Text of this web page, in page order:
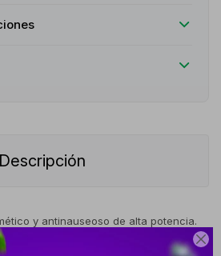

Descripción
y antinauseoso de alta potencia.
potente y selectivo de los receptores